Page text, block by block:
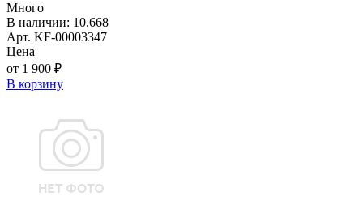
Много
В наличии: 10.668
Арт. KF-00003347
Цена
от 1 900 ₽
В корзину